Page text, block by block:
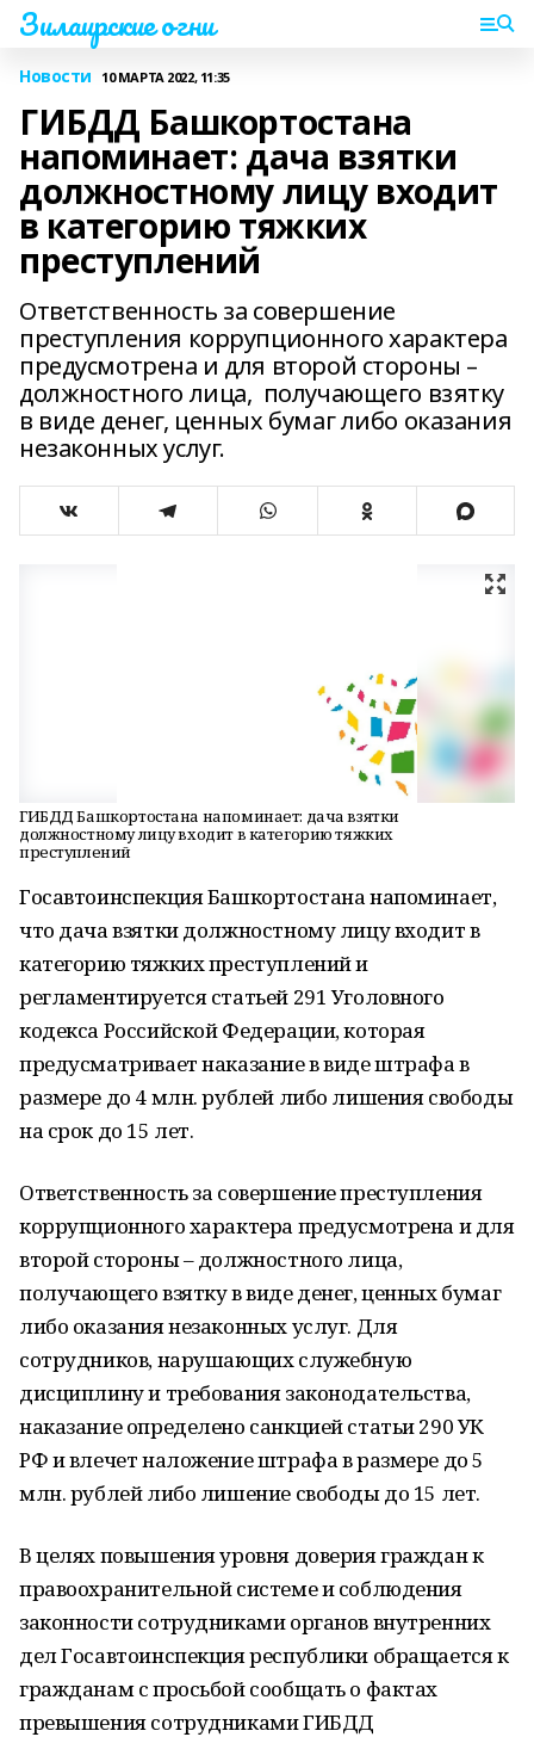
Зилаирские огни
Новости 10 МАРТА 2022, 11:35
ГИБДД Башкортостана
напоминает: дача взятки
должностному лицу входит
в категорию тяжких
преступлений
Ответственность за совершение
преступления коррупционного характера
предусмотрена и для второй стороны –
должностного лица, получающего взятку
в виде денег, ценных бумаг либо оказания
незаконных услуг.
ГИБДД Башкортостана напоминает: дача взятки
должностному лицу входит в категорию тяжких
преступлений
Госавтоинспекция Башкортостана напоминает,
что дача взятки должностному лицу входит в
категорию тяжких преступлений и
регламентируется статьей 291 Уголовного
кодекса Российской Федерации, которая
предусматривает наказание в виде штрафа в
размере до 4 млн. рублей либо лишения свободы
на срок до 15 лет.
Ответственность за совершение преступления
коррупционного характера предусмотрена и для
второй стороны – должностного лица,
получающего взятку в виде денег, ценных бумаг
либо оказания незаконных услуг. Для
сотрудников, нарушающих служебную
дисциплину и требования законодательства,
наказание определено санкцией статьи 290 УК
РФ и влечет наложение штрафа в размере до 5
млн. рублей либо лишение свободы до 15 лет.
В целях повышения уровня доверия граждан к
правоохранительной системе и соблюдения
законности сотрудниками органов внутренних
дел Госавтоинспекция республики обращается к
гражданам с просьбой сообщать о фактах
превышения сотрудниками ГИБДД